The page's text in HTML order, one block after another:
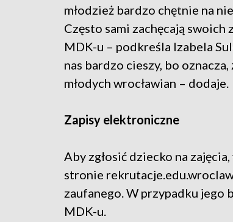
młodzież bardzo chętnie na
Często sami zachęcają swoich
MDK-u – podkreśla Izabela
nas bardzo cieszy, bo
młodych wrocławian – dodaje.
Zapisy elektroniczne
Aby zgłosić dziecko na
stronie
zaufanego. W przypadku jego
MDK-u.